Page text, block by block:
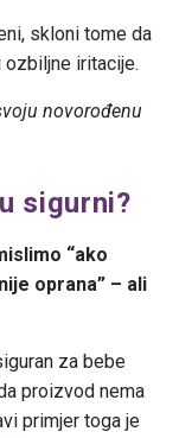
skloni tome da
iritacije.
novorođenu
sigurni?
“ako
oprana” – ali
za bebe
proizvod nema
primjer toga je